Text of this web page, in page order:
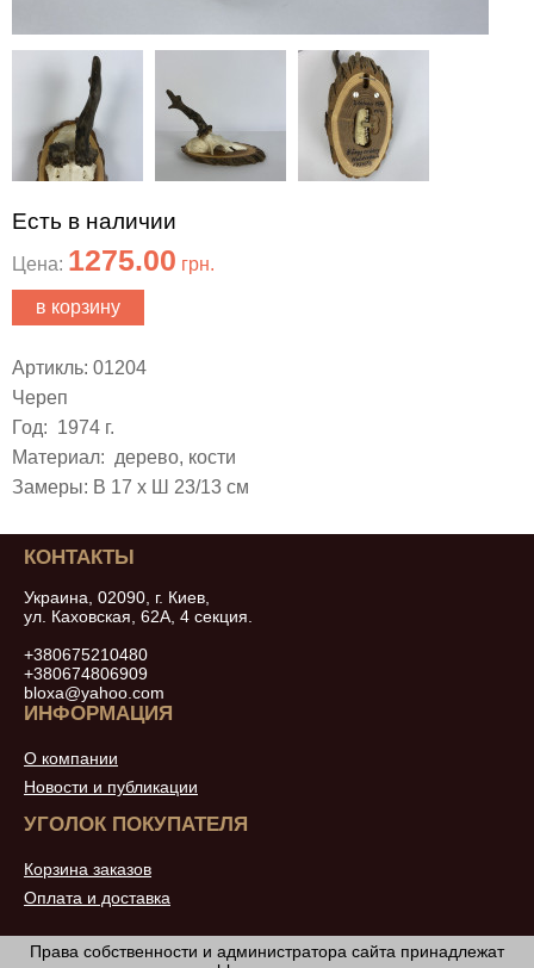
Есть в наличии
Цена: 1275.00 грн.
в корзину
Артикль: 01204
Череп
Год: 1974 г.
Материал: дерево, кости
Замеры: В 17 х Ш 23/13 см
КОНТАКТЫ
Украина, 02090, г. Киев,
ул. Каховская, 62А, 4 секция.
+380675210480
+380674806909
bloxa@yahoo.com
ИНФОРМАЦИЯ
О компании
Новости и публикации
УГОЛОК ПОКУПАТЕЛЯ
Корзина заказов
Оплата и доставка
Права собственности и администратора сайта принадлежат